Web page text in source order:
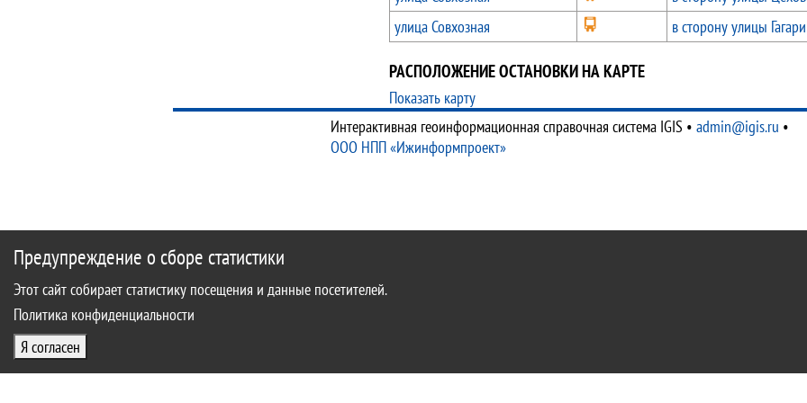
улица Совхозная
в сторону улицы
РАСПОЛОЖЕНИЕ ОСТАНОВКИ НА КАРТЕ
Показать карту
Интерактивная геоинформационная справочная система IGIS • admin@igis.ru •
ООО НПП «Ижинформпроект»
Предупреждение о сборе статистики
Этот сайт собирает статистику посещения и данные посетителей.
Политика конфиденциальности
Я согласен